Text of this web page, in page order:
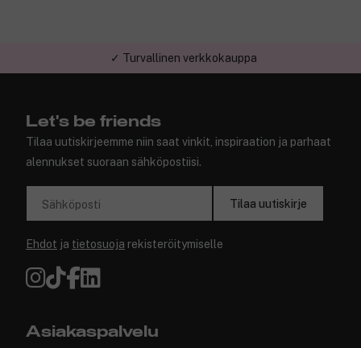
✓ Turvallinen verkkokauppa
Let's be friends
Tilaa uutiskirjeemme niin saat vinkit, inspiraation ja parhaat
alennukset suoraan sähköpostiisi.
Sähköposti Tilaa uutiskirje
Ehdot ja tietosuoja rekisteröitymiselle
Asiakaspalvelu